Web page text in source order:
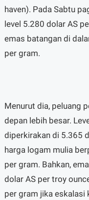
haven). Pada Sabtu
level 5.280 dolar AS
emas batangan di
per gram.
Menurut dia, peluang
depan lebih besar.
diperkirakan di 5.365
harga logam mulia
per gram. Bahkan,
dolar AS per troy
per gram jika eskalasi